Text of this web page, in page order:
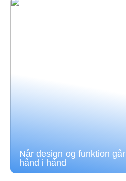
Når design og funktion går
hånd i hånd